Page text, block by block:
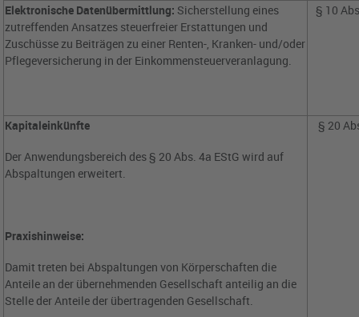
Elektronische Datenübermittlung: Sicherstellung eines
zutreffenden Ansatzes steuerfreier Erstattungen und
Zuschüsse zu Beiträgen zu einer Renten-, Kranken- und/oder
Pflegeversicherung in der Einkommensteuerveranlagung.
§ 10
Kapitaleinkünfte
Der Anwendungsbereich des § 20 Abs. 4a EStG wird auf
Abspaltungen erweitert.
Praxishinweise:
Damit treten bei Abspaltungen von Körperschaften die
Anteile an der übernehmenden Gesellschaft anteilig an die
Stelle der Anteile der übertragenden Gesellschaft.
§ 20